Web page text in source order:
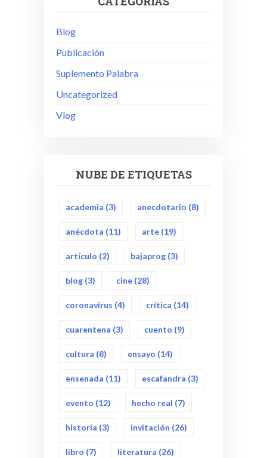
Blog
Publicación
Suplemento Palabra
Uncategorized
Vlog
NUBE DE ETIQUETAS
academia (3) anecdotario (8)
anécdota (11) arte (19)
artículo (2) bajaprog (3)
blog (3) cine (28)
coronavirus (4) crítica (14)
cuarentena (3) cuento (9)
cultura (8) ensayo (14)
ensenada (11) escafandra (3)
evento (12) hecho real (7)
historia (3) invitación (26)
libro (7) literatura (26)